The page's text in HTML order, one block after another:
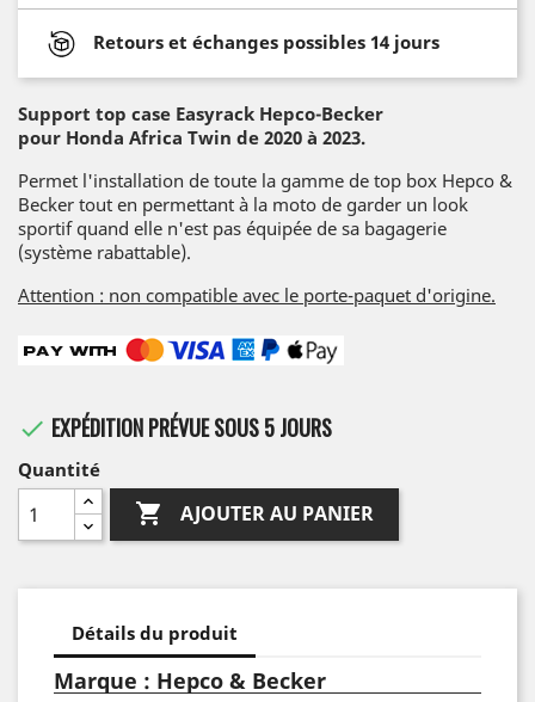
Retours et échanges possibles 14 jours
Support top case Easyrack Hepco-Becker
pour Honda Africa Twin de 2020 à 2023.
Permet l'installation de toute la gamme de top box Hepco &
Becker tout en permettant à la moto de garder un look
sportif quand elle n'est pas équipée de sa bagagerie
(système rabattable).
Attention : non compatible avec le porte-paquet d'origine.
 EXPÉDITION PRÉVUE SOUS 5 JOURS
Quantité
 AJOUTER AU PANIER
Détails du produit
Marque : Hepco & Becker